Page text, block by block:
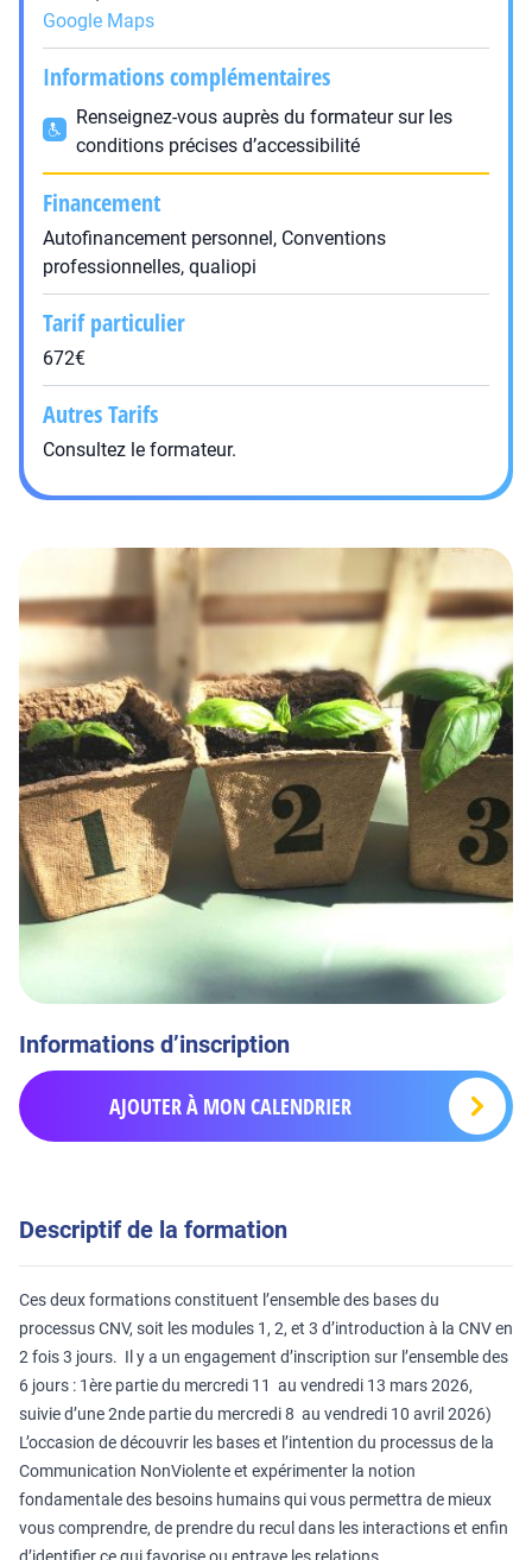
Google Maps
Informations complémentaires
Renseignez-vous auprès du formateur sur les
conditions précises d’accessibilité
Financement
Autofinancement personnel, Conventions
professionnelles, qualiopi
Tarif particulier
672€
Autres Tarifs
Consultez le formateur.
Informations d’inscription
AJOUTER À MON CALENDRIER
Descriptif de la formation
Ces deux formations constituent l’ensemble des bases du
processus CNV, soit les modules 1, 2, et 3 d’introduction à la CNV en
2 fois 3 jours. Il y a un engagement d’inscription sur l’ensemble des
6 jours : 1ère partie du mercredi 11 au vendredi 13 mars 2026,
suivie d’une 2nde partie du mercredi 8 au vendredi 10 avril 2026)
L’occasion de découvrir les bases et l’intention du processus de la
Communication NonViolente et expérimenter la notion
fondamentale des besoins humains qui vous permettra de mieux
vous comprendre, de prendre du recul dans les interactions et enfin